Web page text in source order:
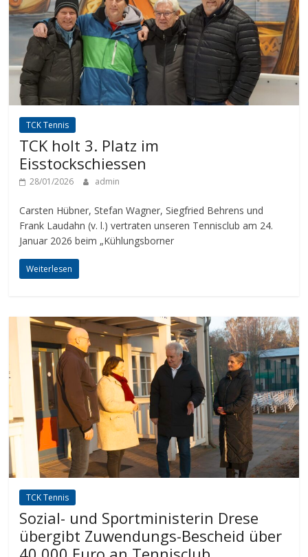
TCK Tennis
TCK holt 3. Platz im
Eisstockschiessen
28/01/2026 admin
Carsten Hübner, Stefan Wagner, Siegfried Behrens und
Frank Laudahn (v. l.) vertraten unseren Tennisclub am 24.
Januar 2026 beim „Kühlungsborner
Weiterlesen
TCK Tennis
Sozial- und Sportministerin Drese
übergibt Zuwendungs-Bescheid über